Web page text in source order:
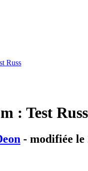
Russ
: Test
- modifiée le